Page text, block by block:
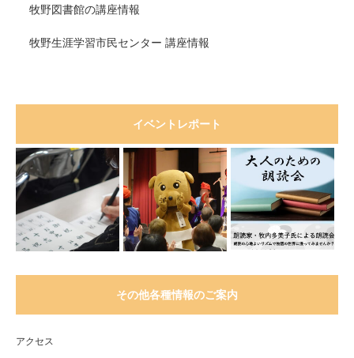
牧野図書館の講座情報
牧野生涯学習市民センター 講座情報
イベントレポート
その他各種情報のご案内
アクセス